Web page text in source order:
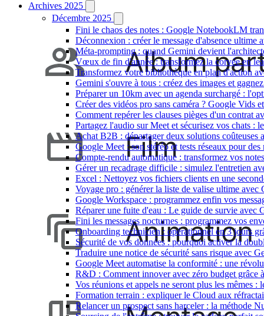
Archives 2025
Décembre 2025
Fini le chaos des notes : Google NotebookLM
Déconnexion : créer le message d'absence ultime
Méta-prompting : quand Gemini devient
Vœux de fin d'année : transformez la corvée en
Transformez votre bibliothèque en plan d'action
Gemini s'ouvre à tous : créez des images et
Préparer un 10km avec un agenda surchargé :
Créer des vidéos pro sans caméra ? Google Vids
Comment repérer les clauses pièges d'un contrat
Partagez l'audio sur Meet et sécurisez vos chats :
Achat B2B : départager deux solutions coûteuses
Google Meet : son stéréo et tests réseaux pour
Compte-rendu automatique : transformez vos
Gérer un recadrage difficile : simulez l'entretien
Excel : Nettoyez vos fichiers clients en une
Voyage pro : générer la liste de valise ultime avec
Google Workspace : programmez enfin vos
Réparer une fuite d'eau : Le guide de survie avec
Fini les messages nocturnes : programmez vos
Onboarding technicien : opérationnel en 3 jours
Sécurité de vos données : pourquoi activer la
Traduire une notice de sécurité sans risque avec
Google Meet automatise la conformité : une
R&D : Comment innover avec zéro budget grâce
Vos réunions et appels ne seront plus les mêmes :
Formation terrain : expliquer le Cloud aux
Relancer un prospect sans harceler : la méthode